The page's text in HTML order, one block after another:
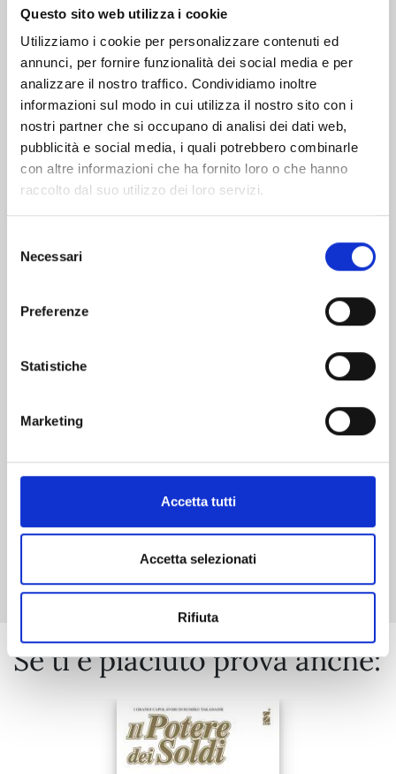
Questo sito web utilizza i cookie
Utilizziamo i cookie per personalizzare contenuti ed
annunci, per fornire funzionalità dei social media e per
analizzare il nostro traffico. Condividiamo inoltre
informazioni sul modo in cui utilizza il nostro sito con i
nostri partner che si occupano di analisi dei dati web,
pubblicità e social media, i quali potrebbero combinarle
con altre informazioni che ha fornito loro o che hanno
raccolto dal suo utilizzo dei loro servizi.
delNecessari
Preferenze
Statistiche
Marketing
Accetta tutti
Accetta selezionati
Rifiuta
Altri volumi della serie
Mostra tutto
Se ti è piaciuto prova anche: